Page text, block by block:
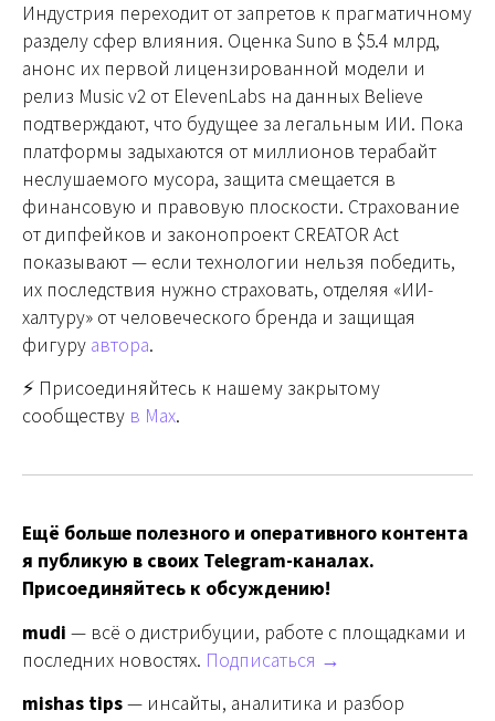
Индустрия переходит от запретов к прагматичному
разделу сфер влияния. Оценка Suno в $5.4 млрд,
анонс их первой лицензированной модели и
релиз Music v2 от ElevenLabs на данных Believe
подтверждают, что будущее за легальным ИИ. Пока
платформы задыхаются от миллионов терабайт
неслушаемого мусора, защита смещается в
финансовую и правовую плоскости. Страхование
от дипфейков и законопроект CREATOR Act
показывают — если технологии нельзя победить,
их последствия нужно страховать, отделяя «ИИ-
халтуру» от человеческого бренда и защищая
фигуру автора.
⚡️ Присоединяйтесь к нашему закрытому
сообществу в Max.
Ещё больше полезного и оперативного контента
я публикую в своих Telegram-каналах.
Присоединяйтесь к обсуждению!
mudi — всё о дистрибуции, работе с площадками и
последних новостях. Подписаться →
mishas tips— инсайты, аналитика и разбор